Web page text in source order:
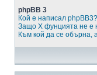
phpBB 3
Кой е написал phpBB3?
Защо X фунцията не е
Към кой да се обърна,